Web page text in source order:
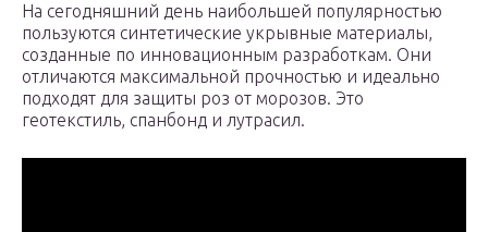
На сегодняшний день наибольшей популярностью
пользуются синтетические укрывные материалы,
созданные по инновационным разработкам. Они
отличаются максимальной прочностью и идеально
подходят для защиты роз от морозов. Это
геотекстиль, спанбонд и лутрасил.